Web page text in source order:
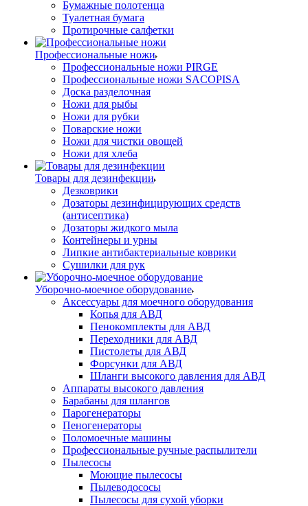
Бумажные полотенца
Туалетная бумага
Протирочные салфетки
Профессиональные ножи
Профессиональные ножи PIRGE
Профессиональные ножи SACOPISA
Доска разделочная
Ножи для рыбы
Ножи для рубки
Поварские ножи
Ножи для чистки овощей
Ножи для хлеба
Товары для дезинфекции
Дезковрики
Дозаторы дезинфицирующих средств
(антисептика)
Дозаторы жидкого мыла
Контейнеры и урны
Липкие антибактериальные коврики
Сушилки для рук
Уборочно-моечное оборудование
Аксессуары для моечного оборудования
Копья для АВД
Пенокомплекты для АВД
Переходники для АВД
Пистолеты для АВД
Форсунки для АВД
Шланги высокого давления для АВД
Аппараты высокого давления
Барабаны для шлангов
Парогенераторы
Пеногенераторы
Поломоечные машины
Профессиональные ручные распылители
Пылесосы
Моющие пылесосы
Пылеводососы
Пылесосы для сухой уборки